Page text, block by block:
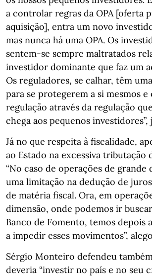
a controlar regras da OPA [oferta
aquisição], entra um novo
mas nunca há uma OPA. Os
sentem-se sempre maltratados
investidor dominante que faz um
Os reguladores, se calhar, têm
para se protegerem a si mesmos e
regulação através da regulação
chega aos pequenos
Já no que respeita à fiscalidade,
ao Estado na excessiva tributação
“No caso de operações de grande
uma limitação na dedução de
de matéria fiscal. Ora, em
dimensão, onde podemos ir
Banco de Fomento, temos depois
a impedir esses movimentos”,
Sérgio Monteiro defendeu
deveria “investir no país e no seu